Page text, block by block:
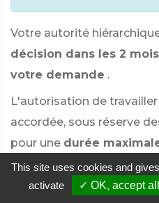
Votre autorité
décision dans les 2
votre demande .
L'autorisation de
accordée, sous réserve
pour une durée
L'autorisation de
partir de la date de
This site uses cookies and
activate
✓ OK, accept all